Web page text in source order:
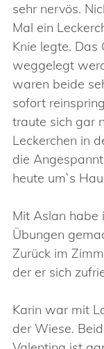
sehr nervös.
Mal ein
Knie legte. Das
weggelegt
waren beide
sofort
traute sich gar
Leckerchen in
die
heute um`s
Mit Aslan habe
Übungen
Zurück im
der er sich
Karin war mit
der Wiese.